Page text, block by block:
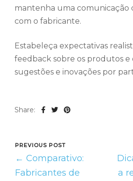
mantenha uma comunicação
com o fabricante.
Estabeleça expectativas
feedback sobre os produtos e
sugestões e inovações por
Share:
PREVIOUS POST
← Comparativo:
Fabricantes de
a